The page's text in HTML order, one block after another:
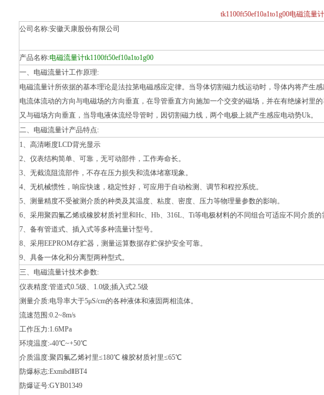
tk1100ft50ef10a1to1g00电磁流量计
公司名称:安徽天康股份有限公司
产品名称:电磁流量计tk1100ft50ef10a1to1g00
一、电磁流量计工作原理:
电磁流量计所依据的基本理论是法拉第电磁感应定律。当导体切割磁力线运动时，导体内将产生
电流体流动的方向与电磁场的方向垂直，在导管垂直方向施加一个交变的磁场，并在有绝缘衬里
又与磁场方向垂直，当导电液体流经导管时，因切割磁力线，两个电极上就产生感应电动势Uk。
二、电磁流量计产品特点:
1、高清晰度LCD背光显示
2、仪表结构简单、可靠，无可动部件，工作寿命长。
3、无截流阻流部件，不存在压力损失和流体堵塞现象。
4、无机械惯性，响应快速，稳定性好，可应用于自动检测、调节和程控系统。
5、测量精度不受被测介质的种类及其温度、粘度、密度、压力等物理量参数的影响。
6、采用聚四氟乙烯或橡胶材质衬里和Hc、Hb、316L、Ti等电极材料的不同组合可适应不同介质的
7、备有管道式、插入式等多种流量计型号。
8、采用EEPROM存贮器，测量运算数据存贮保护安全可靠。
9、具备一体化和分离型两种型式。
三、电磁流量计技术参数:
仪表精度:管道式0.5级、1.0级;插入式2.5级
测量介质:电导率大于5μS/cm的各种液体和液固两相流体。
流速范围:0.2~8m/s
工作压力:1.6MPa
环境温度:-40℃~+50℃
介质温度:聚四氟乙烯衬里≤180℃ 橡胶材质衬里≤65℃
防爆标志:ExmibdⅡBT4
防爆证号:GYB01349